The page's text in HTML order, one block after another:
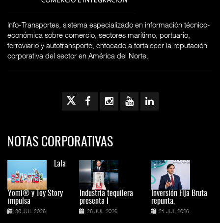
Info-Transportes, sistema especializado en información técnico-
económica sobre comercio, sectores marítimo, portuario,
ferroviario y autotransporte, enfocado a fortalecer la reputación
corporativa del sector en América del Norte.
NOTAS CORPORATIVAS
Lala
Yomi® y Toy Story
impulsa
30 JUL 2026
Industria tequilera
presenta l
28 JUL 2026
Inversión Fija Bruta
repunta,
21 JUL 2026